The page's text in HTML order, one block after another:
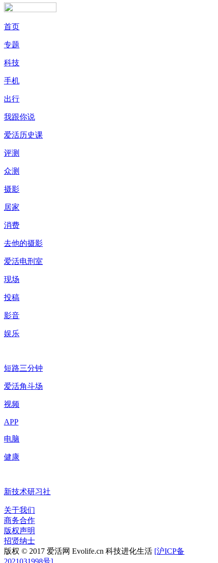
首页
专题
科技
手机
出行
我跟你说
爱活历史课
评测
众测
摄影
居家
消费
去他的摄影
爱活电刑室
现场
投稿
影音
娱乐
短路三分钟
爱活角斗场
视频
APP
电脑
健康
新技术研习社
关于我们
商务合作
版权声明
招贤纳士
版权 © 2017 爱活网 Evolife.cn 科技进化生活 [沪ICP备